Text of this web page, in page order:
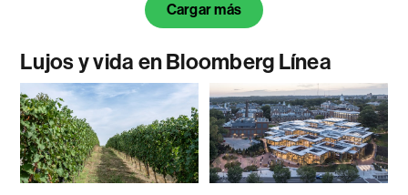
Cargar más
Lujos y vida en Bloomberg Línea